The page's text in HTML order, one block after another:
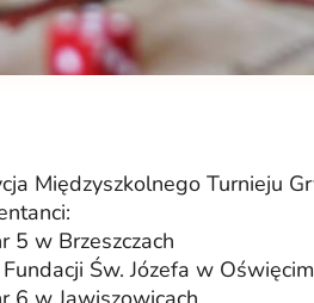
Międzyszkolnego Turnieju
5 w Brzeszczach
Św. Józefa w